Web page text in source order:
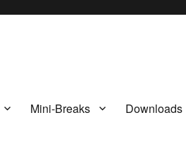
Mini-Breaks Downloads